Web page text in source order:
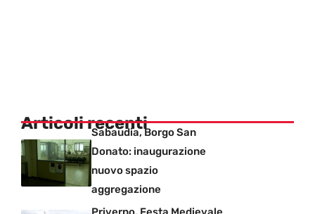
Articoli recenti
Sabaudia, Borgo San
Donato: inaugurazione
nuovo spazio
aggregazione